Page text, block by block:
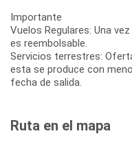
Importante
Vuelos Regulares: Una
es reembolsable.
Servicios terrestres:
esta se produce con
fecha de salida.
Ruta en el mapa